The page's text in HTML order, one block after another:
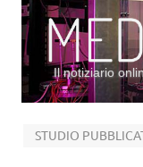
Il notiziario
STUDIO